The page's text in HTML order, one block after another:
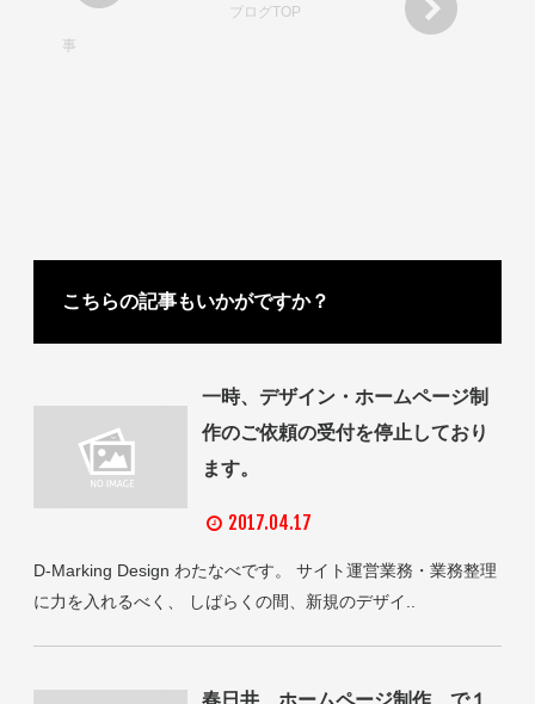
事
ブログTOP
こちらの記事もいかがですか？
一時、デザイン・ホームページ制
作のご依頼の受付を停止しており
ます。
2017.04.17
D-Marking Design わたなべです。 サイト運営業務・業務整理
に力を入れるべく、 しばらくの間、新規のデザイ..
春日井 ホームページ制作 で１